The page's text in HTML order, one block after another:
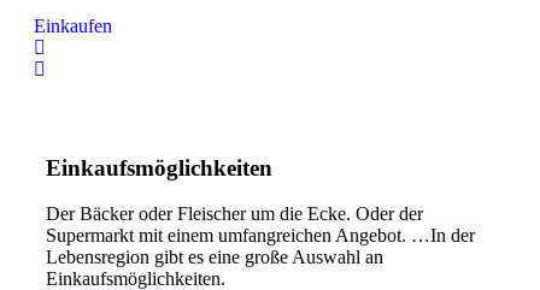
Einkaufen
Einkaufsmöglichkeiten
Der Bäcker oder Fleischer um die Ecke. Oder der
Supermarkt mit einem umfangreichen Angebot. …In der
Lebensregion gibt es eine große Auswahl an
Einkaufsmöglichkeiten.